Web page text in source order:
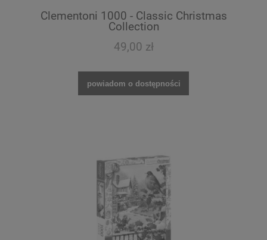
Clementoni 1000 - Classic Christmas
Collection
49,00 zł
powiadom o dostępności